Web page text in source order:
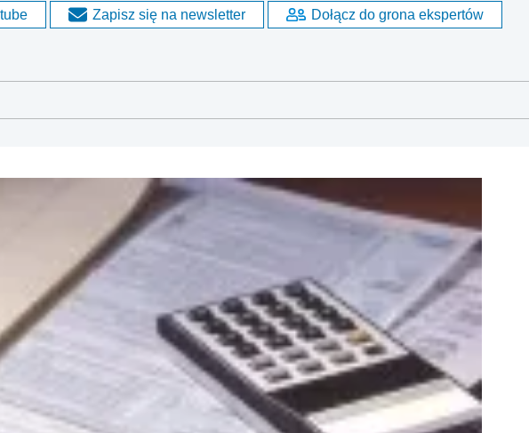
Zapisz się na newsletter Dołącz do grona ekspertów